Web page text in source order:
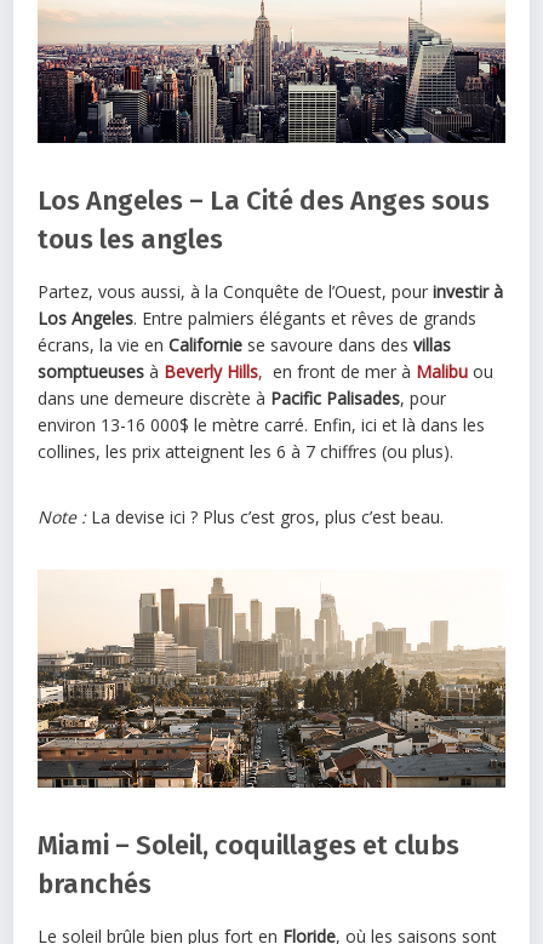
Los Angeles – La Cité des Anges sous
tous les angles
Partez, vous aussi, à la Conquête de l’Ouest, pour investir à
Los Angeles. Entre palmiers élégants et rêves de grands
écrans, la vie en Californie se savoure dans desvillas
somptueuses à Beverly Hills, en front de mer à Malibu ou
dans une demeure discrète à Pacific Palisades, pour
environ 13-16 000$ le mètre carré. Enfin, ici et là dans les
collines, les prix atteignent les 6 à 7 chiffres (ou plus).
Note :La devise ici ? Plus c’est gros, plus c’est beau.
Miami – Soleil, coquillages et clubs
branchés
Le soleil brûle bien plus fort en Floride, où les saisons sont